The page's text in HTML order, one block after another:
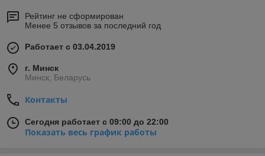
Рейтинг не сформирован
Менее 5 отзывов за последний год
Работает с 03.04.2019
г. Минск
Минск, Беларусь
Контакты
Сегодня работает с 09:00 до 22:00
Показать весь график работы